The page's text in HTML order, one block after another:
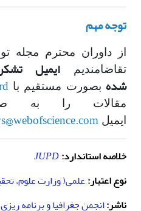
توجه مهم
از داوران محترم مجله
تقاضامندیمایمیل
شدهبصورت مستقیم با
مقالات را به
ایمیل
خلاصه استاندارد:JUPD
نوع اعتبار: علمی( وزارت علوم،
ناشر:انجمن جغرافیا و برنامه